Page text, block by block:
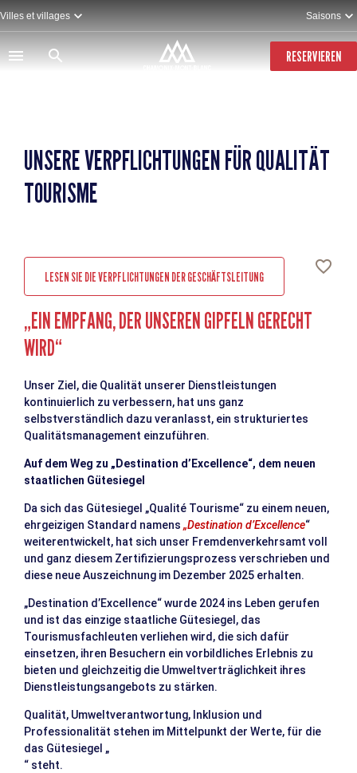
Direkt
zum
Inhalt
Villes et villages Saisons
RESERVIEREN
UNSERE VERPFLICHTUNGEN FÜR QUALITÄT
TOURISME
LESEN SIE DIE VERPFLICHTUNGEN DER GESCHÄFTSLEITUNG
„EIN EMPFANG, DER UNSEREN GIPFELN GERECHT
WIRD“
Unser Ziel, die Qualität unserer Dienstleistungen
kontinuierlich zu verbessern, hat uns ganz
selbstverständlich dazu veranlasst, ein strukturiertes
Qualitätsmanagement einzuführen.
Auf dem Weg zu „Destination d’Excellence“, dem neuen
staatlichen Gütesiegel
Da sich das Gütesiegel „Qualité Tourisme“ zu einem neuen,
ehrgeizigen Standard namens „Destination d’Excellence“
weiterentwickelt, hat sich unser Fremdenverkehrsamt voll
und ganz diesem Zertifizierungsprozess verschrieben und
diese neue Auszeichnung im Dezember 2025 erhalten.
„Destination d’Excellence“ wurde 2024 ins Leben gerufen
und ist das einzige staatliche Gütesiegel, das
Tourismusfachleuten verliehen wird, die sich dafür
einsetzen, ihren Besuchern ein vorbildliches Erlebnis zu
bieten und gleichzeitig die Umweltverträglichkeit ihres
Dienstleistungsangebots zu stärken.
Qualität, Umweltverantwortung, Inklusion und
Professionalität stehen im Mittelpunkt der Werte, für die
das Gütesiegel „
“ steht.